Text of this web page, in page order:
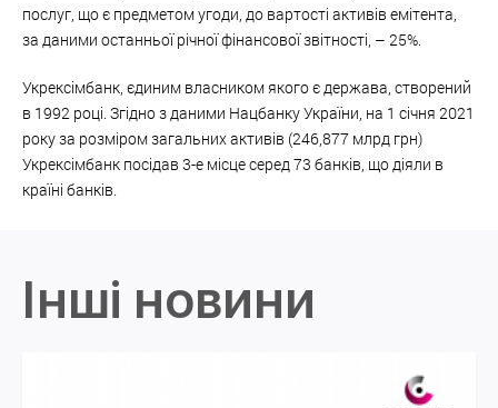
послуг, що є предметом угоди, до вартості активів емітента,
за даними останньої річної фінансової звітності, – 25%.
Укрексімбанк, єдиним власником якого є держава, створений
в 1992 році. Згідно з даними Нацбанку України, на 1 січня 2021
року за розміром загальних активів (246,877 млрд грн)
Укрексімбанк посідав 3-е місце серед 73 банків, що діяли в
країні банків.
Інші новини